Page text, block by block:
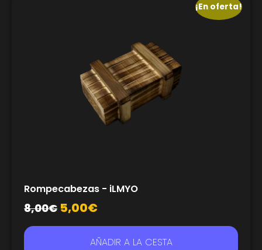
¡En oferta!
Rompecabezas - iLMYO
8,00€ 5,00€
AÑADIR A LA CESTA